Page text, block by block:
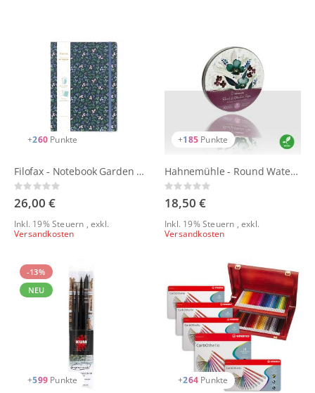
+260 Punkte
Filofax - Notebook Garden Dusk A4
Rating:
0%
26,00 €
Inkl. 19% Steuern ,exkl.
Versandkosten
+185 Punkte
Hahnemühle - Round Watercolour Paper
Rating:
0%
18,50 €
Inkl. 19% Steuern ,exkl.
Versandkosten
-13%
NEU
+599 Punkte +264 Punkte